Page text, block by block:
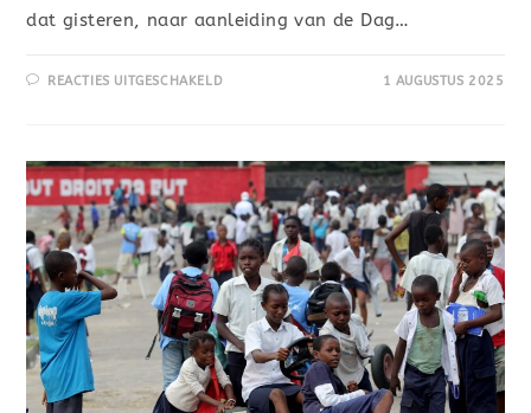
dat gisteren, naar aanleiding van de Dag…
REACTIES UITGESCHAKELD 1 AUGUSTUS 2025